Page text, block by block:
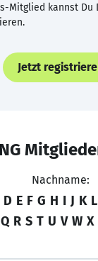
Mitglied kannst Du
Jetzt
Nachname:
D E F G H I J K L
Q R S T U V W X